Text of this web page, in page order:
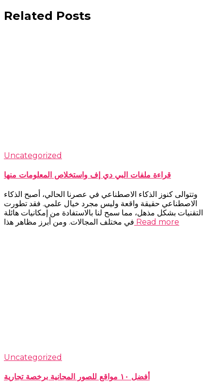
Related Posts
Uncategorized
قراءة ملفات البي دي إف واستخلاص المعلومات منها
وتتوالى كنوز الذكاء الاصطناعي في عصرنا الحالي، أصبح الذكاء
الاصطناعي حقيقة واقعة وليس مجرد خيال علمي. فقد تطورت
التقنيات بشكل مذهل، مما سمح لنا بالاستفادة من إمكانيات هائلة
في مختلف المجالات. ومن أبرز مظاهر هذا Read more
Uncategorized
أفضل ١٠ مواقع للصور المجانية برخصة تجارية